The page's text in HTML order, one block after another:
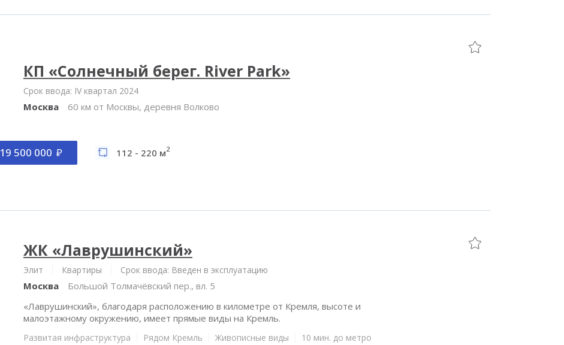
КП «Солнечный берег. River Park»
Срок ввода: IV квартал 2024
Москва 60 км от Москвы, деревня Волково
19 500 000 112 - 220 м2
ЖК «Лаврушинский»
Элит Квартиры Срок ввода: Введен в эксплуатацию
Москва
Большой Толмачёвский пер., вл. 5
«Лаврушинский», благодаря расположению в километре от Кремля, высоте и
малоэтажному окружению, имеет прямые виды на Кремль.
Развитая инфраструктура Рядом Кремль Живописные виды 10 мин. до метро